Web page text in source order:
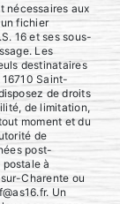
nécessaires aux
fichier
16 et ses sous-
Les
destinataires
Saint-
de droits
de limitation,
moment et du
de
post-
à
Charente ou
Un